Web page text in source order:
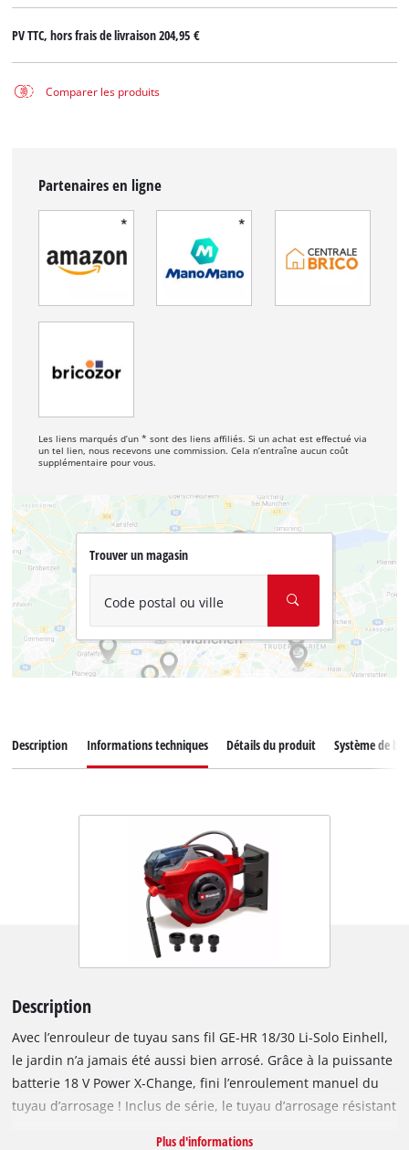
PV TTC, hors frais de livraison204,95 €
Comparer les produits
Partenaires en ligne
Les liens marqués d’un * sont des liens affiliés. Si un achat est effectué via
un tel lien, nous recevons une commission. Cela n’entraîne aucun coût
supplémentaire pour vous.
Trouver un magasin
Code postal ou ville
Description Informations techniques Détails du produit Système de
Description
Avec l’enrouleur de tuyau sans fil GE-HR 18/30 Li-Solo Einhell,
le jardin n’a jamais été aussi bien arrosé. Grâce à la puissante
batterie 18 V Power X-Change, fini l’enroulement manuel du
tuyau d’arrosage ! Inclus de série, le tuyau d’arrosage résistant
Plus d'informations